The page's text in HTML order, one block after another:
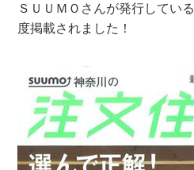
ＳＵＵＭＯさんが発行している
度掲載されました！